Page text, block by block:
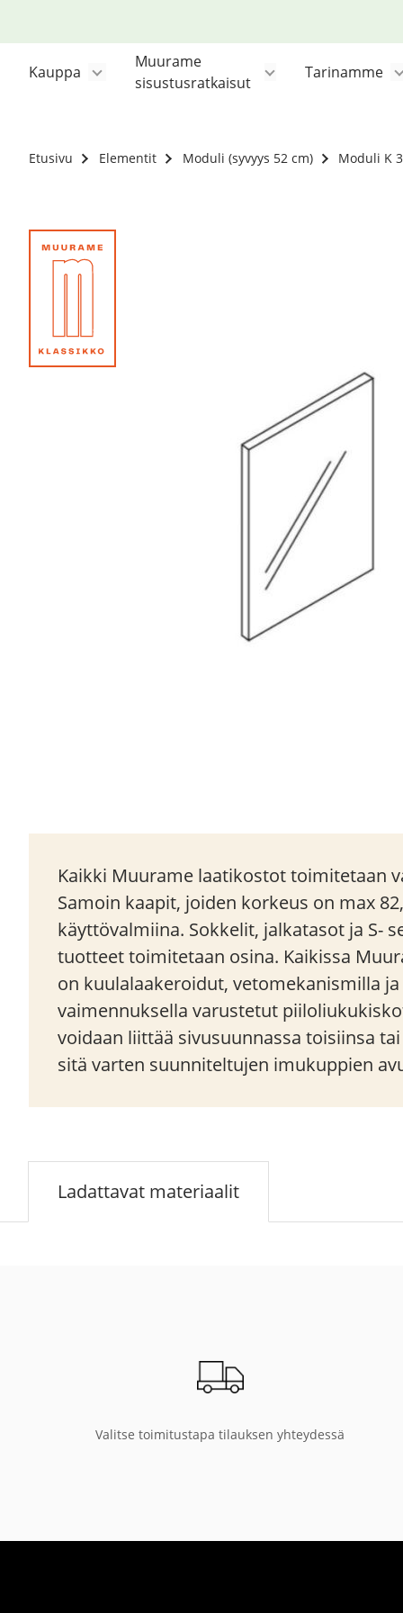
Kauppa
Muurame
sisustusratkaisut
Tarinamme
Etusivu Elementit Moduli (syvyys 52 cm) Moduli K
Kaikki Muurame laatikostot toimitetaan
Samoin kaapit, joiden korkeus on max
käyttövalmiina. Sokkelit, jalkatasot ja S-
tuotteet toimitetaan osina. Kaikissa
on kuulalaakeroidut, vetomekanismilla
vaimennuksella varustetut
voidaan liittää sivusuunnassa toisiinsa
sitä varten suunniteltujen imukuppien
Ladattavat materiaalit
Valitse toimitustapa tilauksen yhteydessä